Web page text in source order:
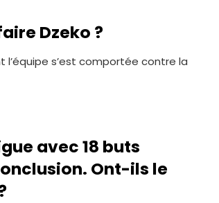
Dzeko ?
l’équipe s’est comportée contre la
avec 18 buts
Ont-ils le